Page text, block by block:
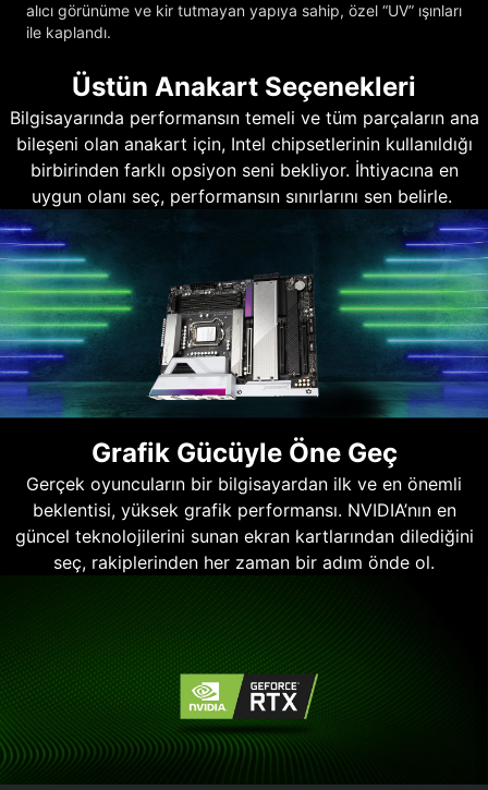
alıcı görünüme ve kir tutmayan yapıya sahip, özel “UV” ışınları
ile kaplandı.
Üstün Anakart Seçenekleri
Bilgisayarında performansın temeli ve tüm parçaların ana
bileşeni olan anakart için, Intel chipsetlerinin kullanıldığı
birbirinden farklı opsiyon seni bekliyor. İhtiyacına en
uygun olanı seç, performansın sınırlarını sen belirle.
Grafik Gücüyle Öne Geç
Gerçek oyuncuların bir bilgisayardan ilk ve en önemli
beklentisi, yüksek grafik performansı. NVIDIA’nın en
güncel teknolojilerini sunan ekran kartlarından dilediğini
seç, rakiplerinden her zaman bir adım önde ol.